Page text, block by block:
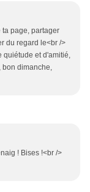
page, partager
du regard le<br />
quiétude et d'amitié,
bon dimanche,
! Bises !<br />